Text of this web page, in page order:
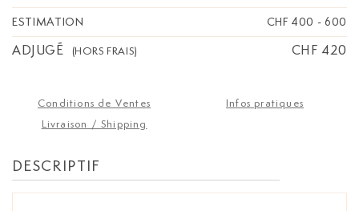
ESTIMATION CHF 400 - 600
ADJUGÉ (HORS FRAIS) CHF 420
Conditions de Ventes
Infos pratiques
Livraison / Shipping
DESCRIPTIF